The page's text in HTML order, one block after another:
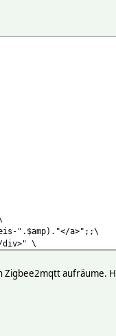
".$amp)."</a>";;\
div>" \
Zigbee2mqtt aufräume.